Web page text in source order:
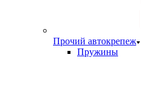
Прочий автокрепеж
Пружины